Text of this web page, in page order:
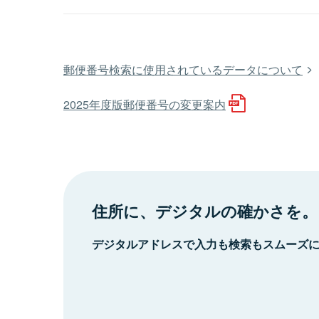
郵便番号検索に使用されているデータについて
2025年度版郵便番号の変更案内
住所に、デジタルの確かさを。
デジタルアドレスで入力も検索もスムーズ